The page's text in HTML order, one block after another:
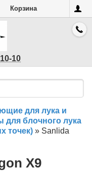
Корзина
10
для лука и
для блочного лука
точек) » Sanlida
X9